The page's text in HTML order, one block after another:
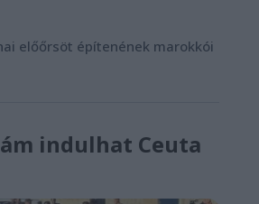
előőrsöt építenének marokkói
indulhat Ceuta